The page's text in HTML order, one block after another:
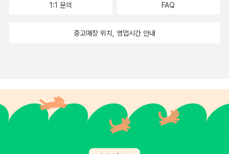
1:1 문의 FAQ
중고매장 위치, 영업시간 안내